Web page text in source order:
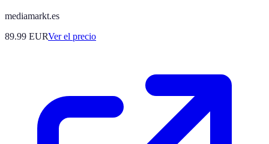
mediamarkt.es
89.99 EURVer el precio